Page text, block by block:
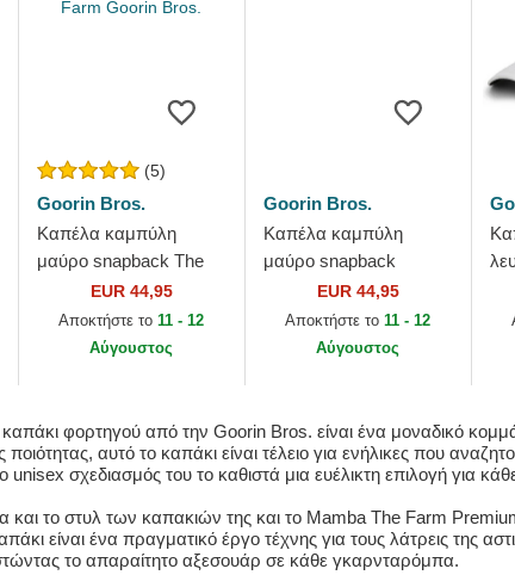
(5)
Goorin Bros.
Καπέλα καμπύλη
μαύρο snapback The
Suede Mamba Blacked
Out The Farm Goorin
EUR 44,95
Αποκτήστε το11 - 12
Αύγουστος
Goorin Bros.
Καπέλα καμπύλη
μαύρο snapback
Outlaw The Farm
Goorin Bros.
EUR 44,95
Αποκτήστε το11 - 12
Αύγουστος
φορτηγού από την Goorin Bros. είναι ένα μοναδικό
αυτό το καπάκι είναι τέλειο για ενήλικες που
σχεδιασμός του το καθιστά μια ευέλικτη επιλογή για
και το στυλ των καπακιών της και το Mamba The Farm
είναι ένα πραγματικό έργο τέχνης για τους λάτρεις της
το απαραίτητο αξεσουάρ σε κάθε γκαρνταρόμπα.